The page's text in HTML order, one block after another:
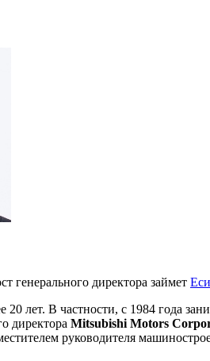
генерального директора займет
лет. В частности, с 1984 года
директора Mitsubishi Motors
руководителя